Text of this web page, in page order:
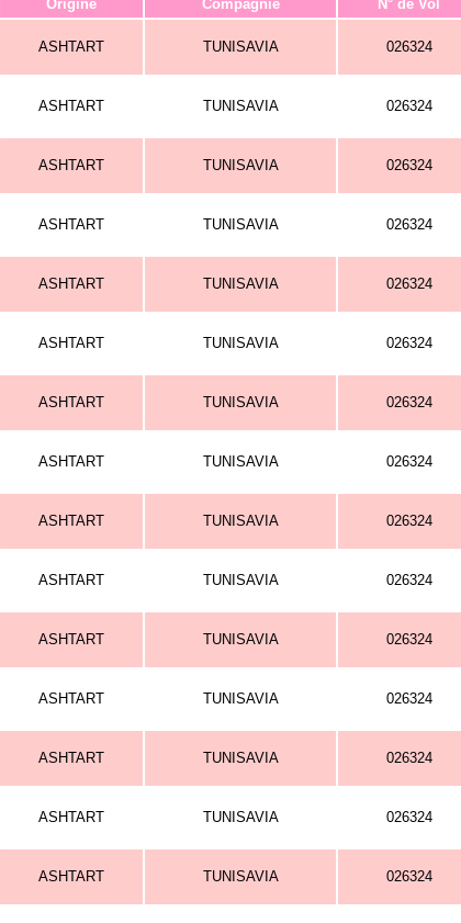
Origine Compagnie N° de Vol
ASHTART TUNISAVIA 026324
ASHTART TUNISAVIA 026324
ASHTART TUNISAVIA 026324
ASHTART TUNISAVIA 026324
ASHTART TUNISAVIA 026324
ASHTART TUNISAVIA 026324
ASHTART TUNISAVIA 026324
ASHTART TUNISAVIA 026324
ASHTART TUNISAVIA 026324
ASHTART TUNISAVIA 026324
ASHTART TUNISAVIA 026324
ASHTART TUNISAVIA 026324
ASHTART TUNISAVIA 026324
ASHTART TUNISAVIA 026324
ASHTART TUNISAVIA 026324